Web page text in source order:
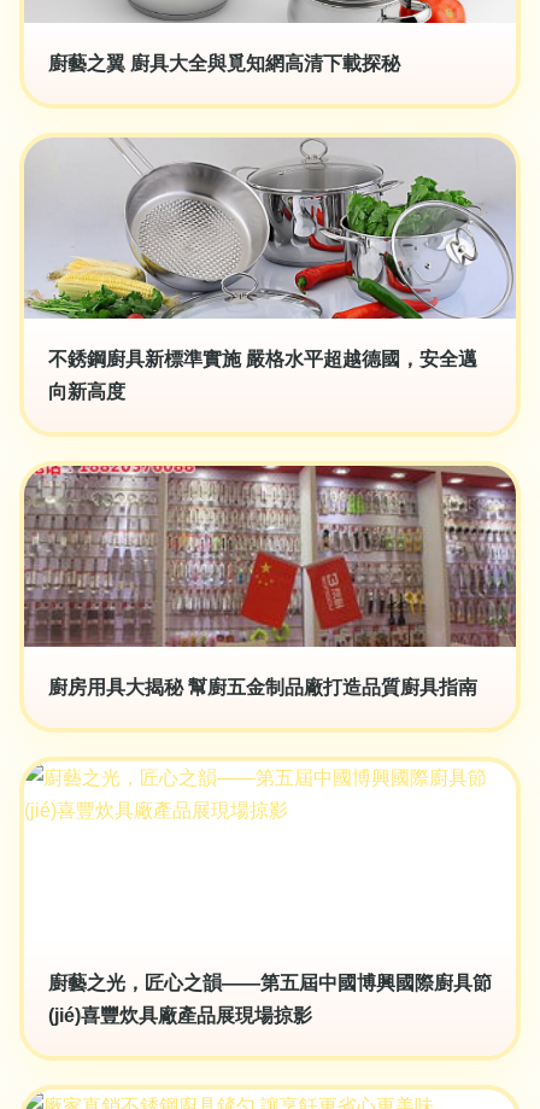
廚藝之翼 廚具大全與覓知網高清下載探秘
不銹鋼廚具新標準實施 嚴格水平超越德國，安全邁
向新高度
廚房用具大揭秘 幫廚五金制品廠打造品質廚具指南
廚藝之光，匠心之韻——第五屆中國博興國際廚具節
(jié)喜豐炊具廠產品展現場掠影